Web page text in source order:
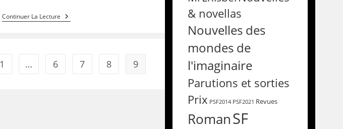
Continuer La Lecture
1 … 6 7 8 9
& novellas
Nouvelles des
mondes de
l'imaginaire
Parutions et sorties
Prix PSF2014 PSF2021 Revues
RomanSF